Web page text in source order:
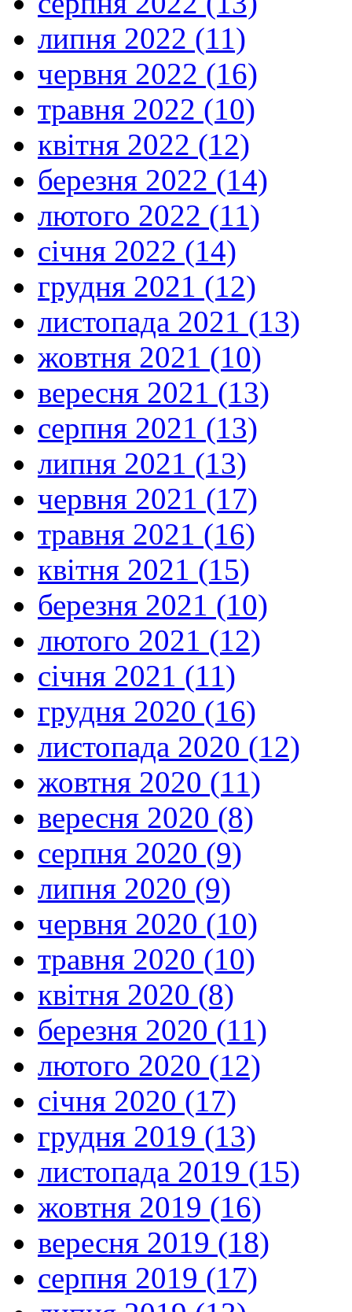
липня 2022 (11)
червня 2022 (16)
травня 2022 (10)
квітня 2022 (12)
березня 2022 (14)
лютого 2022 (11)
січня 2022 (14)
грудня 2021 (12)
листопада 2021 (13)
жовтня 2021 (10)
вересня 2021 (13)
серпня 2021 (13)
липня 2021 (13)
червня 2021 (17)
травня 2021 (16)
квітня 2021 (15)
березня 2021 (10)
лютого 2021 (12)
січня 2021 (11)
грудня 2020 (16)
листопада 2020 (12)
жовтня 2020 (11)
вересня 2020 (8)
серпня 2020 (9)
липня 2020 (9)
червня 2020 (10)
травня 2020 (10)
квітня 2020 (8)
березня 2020 (11)
лютого 2020 (12)
січня 2020 (17)
грудня 2019 (13)
листопада 2019 (15)
жовтня 2019 (16)
вересня 2019 (18)
серпня 2019 (17)